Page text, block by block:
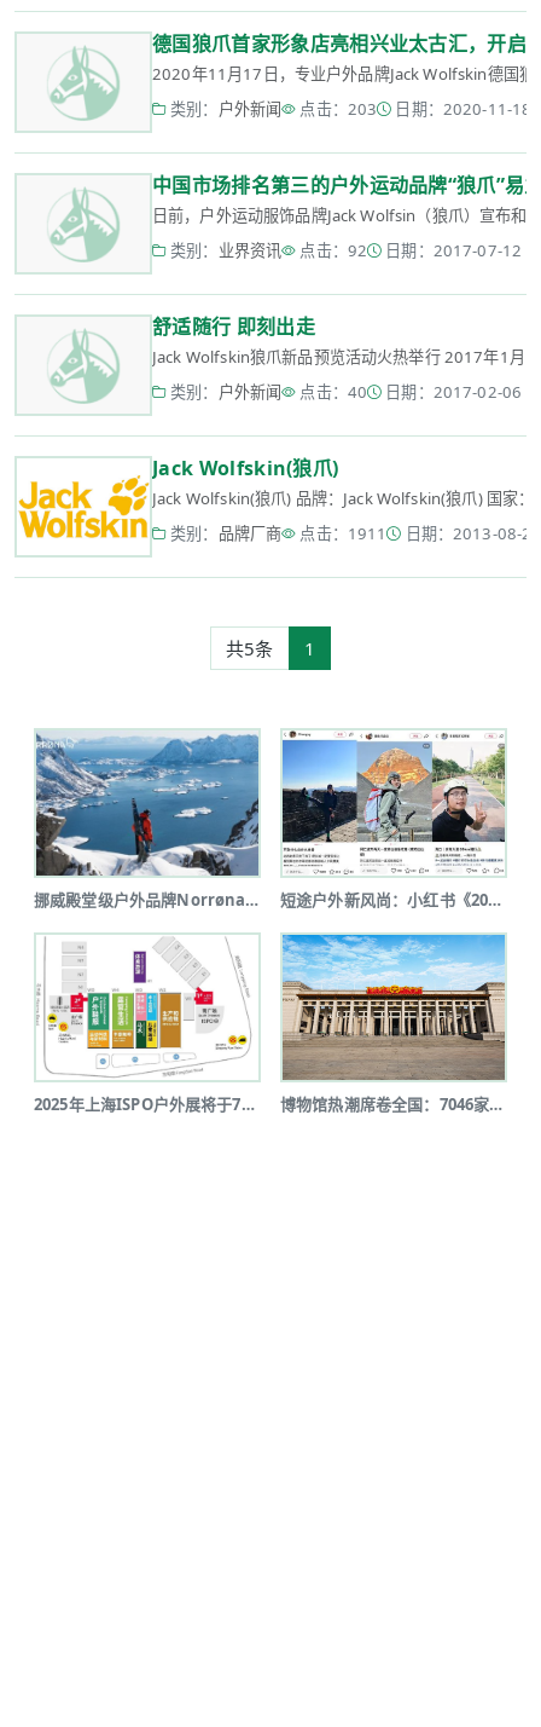
德国狼爪首家形象店亮相兴业太古汇，开启
2020年11月17日，专业户外品牌Jack Wolfskin德国
类别： 户外新闻 点击：203 日期：2020-11-18
中国市场排名第三的户外运动品牌“狼爪”易
日前，户外运动服饰品牌Jack Wolfsin（狼爪）宣布
类别： 业界资讯 点击：92 日期：2017-07-12
舒适随行 即刻出走
Jack Wolfskin狼爪新品预览活动火热举行 2017年1月
类别： 户外新闻 点击：40 日期：2017-02-06
Jack Wolfskin(狼爪)
Jack Wolfskin(狼爪) 品牌：Jack Wolfskin(狼爪) 国
类别： 品牌厂商 点击：1911 日期：2013-08-
共5条 1
挪威殿堂级户外品牌Norrøna北京... 短途户外新风尚：小红书《2025上半...
2025年上海ISPO户外展将于7月... 博物馆热潮席卷全国：7046家博物馆...